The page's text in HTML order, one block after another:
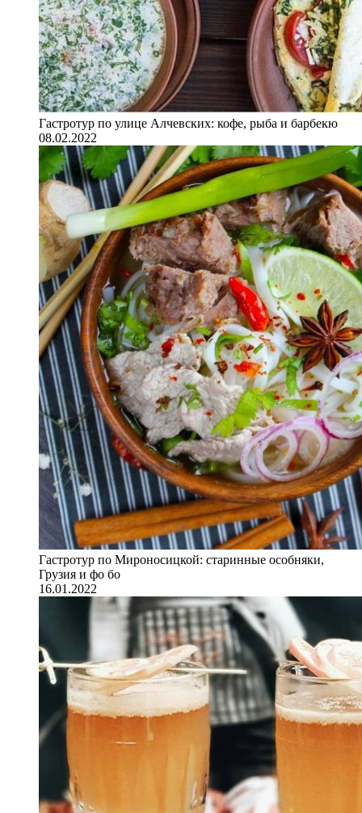
Гастротур по улице Алчевских: кофе, рыба и барбекю
08.02.2022
Гастротур по Мироносицкой: старинные особняки,
Грузия и фо бо
16.01.2022